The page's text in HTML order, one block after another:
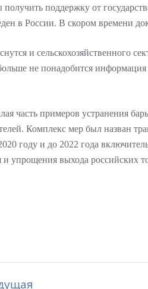
получить поддержку от
в России. В скором времени
и сельскохозяйственного
не понадобится информация
часть примеров устранения
Комплекс мер был назван
году и до 2022 года
и упрощения выхода российских